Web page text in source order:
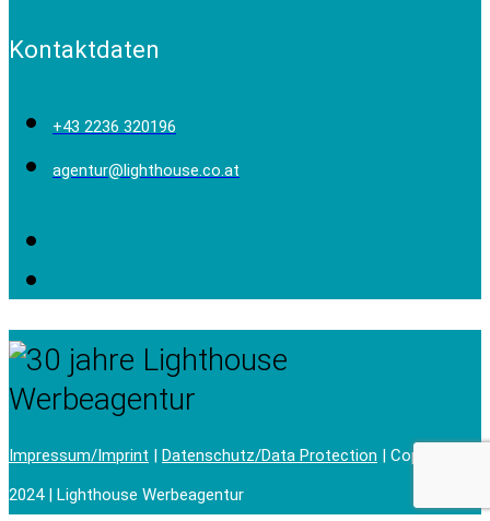
Kontaktdaten
+43 2236 320196
agentur@lighthouse.co.at
Impressum/Imprint | Datenschutz/Data Protection | Copyright ©
2024 | Lighthouse Werbeagentur